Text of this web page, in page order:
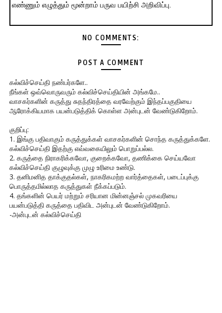
எண்ணும் எழுத்தும் மூன்றாம் பருவ பயிற்சி அறிவிப்பு.
NO COMMENTS:
POST A COMMENT
கல்விச்செய்தி நண்பர்களே..
நீங்கள் ஒவ்வொருவரும் கல்விச்செய்தியின் அங்கமே..
வாசகர்களின் கருத்து சுதந்திரத்தை வரவேற்கும் இந்தப்பகுதியை
ஆரோக்கியமாக பயன்படுத்திக் கொள்ள அன்புடன் வேண்டுகிறோம்.
குறிப்பு:
1. இங்கு பதிவாகும் கருத்துக்கள் வாசகர்களின் சொந்த கருத்துக்களே.
கல்விச்செய்தி இதற்கு எவ்வகையிலும் பொறுப்பல்ல.
2. கருத்தை நிராகரிக்கவோ, குறைக்கவோ, தணிக்கை செய்யவோ
கல்விச்செய்தி குழுவுக்கு முழு உரிமை உண்டு.
3. தனிமனித தாக்குதல்கள், நாகரிகமற்ற வார்த்தைகள், படைப்புக்கு
பொருத்தமில்லாத கருத்துகள் நீக்கப்படும்.
4. தங்களின் பெயர் மற்றும் சரியான மின்னஞ்சல் முகவரியை
பயன்படுத்தி கருத்தை பதிவிட அன்புடன் வேண்டுகிறோம்.
-அன்புடன் கல்விச்செய்தி